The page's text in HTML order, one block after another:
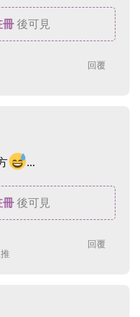
冊後可見
回覆
...
冊後可見
回覆